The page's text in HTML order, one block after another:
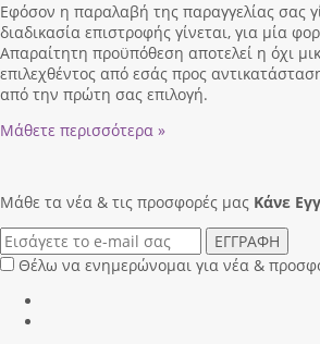
Εφόσον η παραλαβή της παραγγελίας σας
διαδικασία επιστροφής γίνεται, για μία
Απαραίτητη προϋπόθεση αποτελεί η όχι
επιλεχθέντος από εσάς προς
από την πρώτη σας επιλογή.
Μάθετε περισσότερα »
Μάθε τα νέα & τις προσφορές μας Κάνε
ΕΓΓΡΑΦΗ
Θέλω να ενημερώνομαι για νέα &